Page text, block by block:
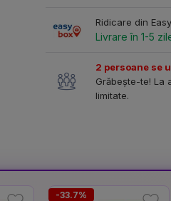
Ridicare din
Livrare în 1-5
2 persoane se
Grăbește-te! La
limitate.
-33.7%